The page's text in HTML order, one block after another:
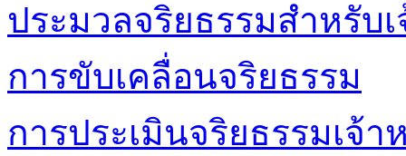
ประมวลจริยธรรมสำหรับ
การขับเคลื่อนจริยธรรม
การประเมินจริยธรรมเจ้